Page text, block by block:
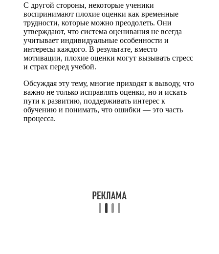
С другой стороны, некоторые ученики
воспринимают плохие оценки как временные
трудности, которые можно преодолеть. Они
утверждают, что система оценивания не всегда
учитывает индивидуальные особенности и
интересы каждого. В результате, вместо
мотивации, плохие оценки могут вызывать стресс
и страх перед учебой.
Обсуждая эту тему, многие приходят к выводу, что
важно не только исправлять оценки, но и искать
пути к развитию, поддерживать интерес к
обучению и понимать, что ошибки — это часть
процесса.